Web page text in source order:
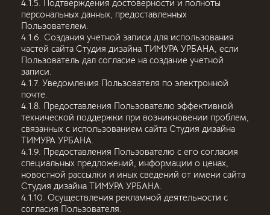
4.1.5. Подтверждения достоверности и полноты
персональных данных, предоставленных
Пользователем.
4.1.6. Создания учетной записи для использования
частей сайта Студия дизайна ТИМУРА УРБАНА, если
Пользователь дал согласие на создание учетной
записи.
4.1.7. Уведомления Пользователя по электронной
почте.
4.1.8. Предоставления Пользователю эффективной
технической поддержки при возникновении проблем,
связанных с использованием сайта Студия дизайна
ТИМУРА УРБАНА.
4.1.9. Предоставления Пользователю с его согласия
специальных предложений, информации о ценах,
новостной рассылки и иных сведений от имени сайта
Студия дизайна ТИМУРА УРБАНА.
4.1.10. Осуществления рекламной деятельности с
согласия Пользователя.